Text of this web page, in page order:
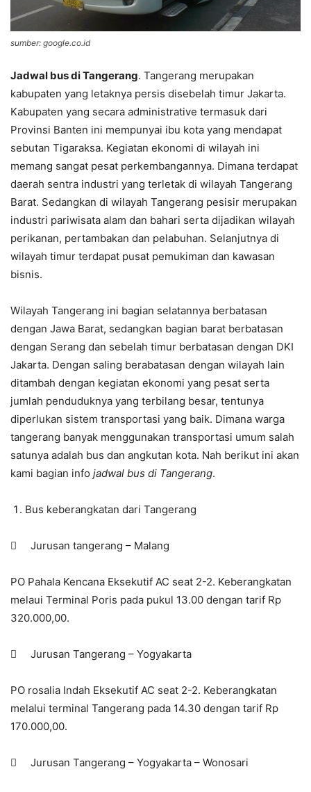
sumber: google.co.id
Jadwal bus di Tangerang. Tangerang merupakan
kabupaten yang letaknya persis disebelah timur Jakarta.
Kabupaten yang secara administrative termasuk dari
Provinsi Banten ini mempunyai ibu kota yang mendapat
sebutan Tigaraksa. Kegiatan ekonomi di wilayah ini
memang sangat pesat perkembangannya. Dimana terdapat
daerah sentra industri yang terletak di wilayah Tangerang
Barat. Sedangkan di wilayah Tangerang pesisir merupakan
industri pariwisata alam dan bahari serta dijadikan wilayah
perikanan, pertambakan dan pelabuhan. Selanjutnya di
wilayah timur terdapat pusat pemukiman dan kawasan
bisnis.
Wilayah Tangerang ini bagian selatannya berbatasan
dengan Jawa Barat, sedangkan bagian barat berbatasan
dengan Serang dan sebelah timur berbatasan dengan DKI
Jakarta. Dengan saling berabatasan dengan wilayah lain
ditambah dengan kegiatan ekonomi yang pesat serta
jumlah penduduknya yang terbilang besar, tentunya
diperlukan sistem transportasi yang baik. Dimana warga
tangerang banyak menggunakan transportasi umum salah
satunya adalah bus dan angkutan kota. Nah berikut ini akan
kami bagian info jadwal bus di Tangerang.
Bus keberangkatan dari Tangerang
 Jurusan tangerang – Malang
PO Pahala Kencana Eksekutif AC seat 2-2. Keberangkatan
melaui Terminal Poris pada pukul 13.00 dengan tarif Rp
320.000,00.
 Jurusan Tangerang – Yogyakarta
PO rosalia Indah Eksekutif AC seat 2-2. Keberangkatan
melalui terminal Tangerang pada 14.30 dengan tarif Rp
170.000,00.
 Jurusan Tangerang – Yogyakarta – Wonosari